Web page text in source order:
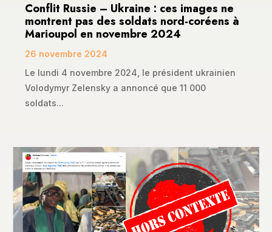
Conflit Russie – Ukraine : ces images ne
montrent pas des soldats nord-coréens à
Marioupol en novembre 2024
26 novembre 2024
Le lundi 4 novembre 2024, le président ukrainien
Volodymyr Zelensky a annoncé que 11 000
soldats...